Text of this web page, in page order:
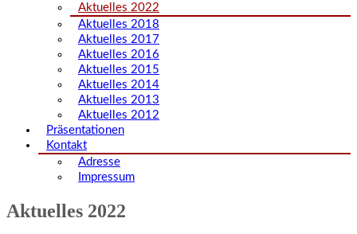
Aktuelles 2022
Aktuelles 2018
Aktuelles 2017
Aktuelles 2016
Aktuelles 2015
Aktuelles 2014
Aktuelles 2013
Aktuelles 2012
Präsentationen
Kontakt
Adresse
Impressum
Aktuelles 2022